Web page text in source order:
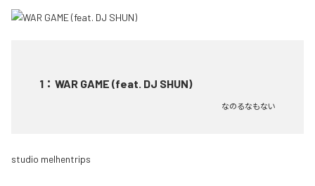
1 ： WAR GAME (feat. DJ SHUN)
なのるなもない
studio melhentrips